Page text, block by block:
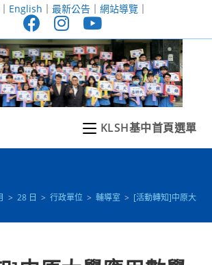
English ｜ 最新公告｜ 網站導覽｜
KLSH基中首頁選單
> 28 日 > 行政單位 > 輔導室 > [活動轉知]中原大學